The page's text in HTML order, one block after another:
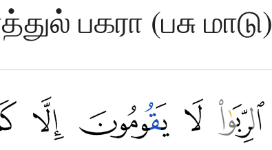
பகரா (பசு மாடு)